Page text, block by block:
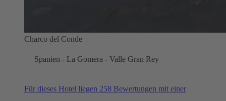
Charco del Conde
Spanien - La Gomera - Valle Gran Rey
Für dieses Hotel liegen 258 Bewertungen mit einer